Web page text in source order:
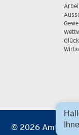
© 2026 Amt der